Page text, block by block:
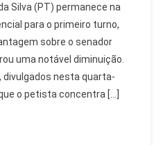
Silva (PT) permanece na
para o primeiro turno,
sobre o senador
uma notável diminuição.
divulgados nesta quarta-
o petista concentra […]